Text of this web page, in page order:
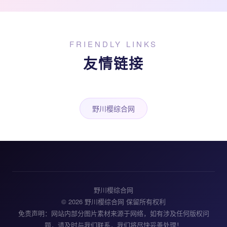
FRIENDLY LINKS
友情链接
野川樱综合网
野川樱综合网
© 2026 野川樱综合网 保留所有权利
免责声明：网站内部分图片素材来源于网络，如有涉及任何版权问
题，请及时与我们联系，我们将尽快妥善处理！